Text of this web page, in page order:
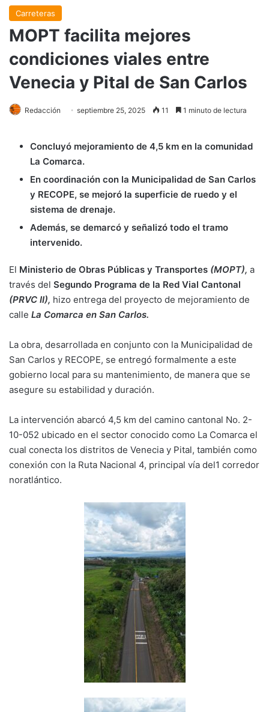
Carreteras
MOPT facilita mejores
condiciones viales entre
Venecia y Pital de San Carlos
Redacción septiembre 25, 2025 11 1 minuto de lectura
Concluyó mejoramiento de 4,5 km en la comunidad
La Comarca.
En coordinación con la Municipalidad de San Carlos
y RECOPE, se mejoró la superficie de ruedo y el
sistema de drenaje.
Además, se demarcó y señalizó todo el tramo
intervenido.
El Ministerio de Obras Públicas y Transportes (MOPT), a
través del Segundo Programa de la Red Vial Cantonal
(PRVC II), hizo entrega del proyecto de mejoramiento de
calle La Comarca en San Carlos.
La obra, desarrollada en conjunto con la Municipalidad de
San Carlos y RECOPE, se entregó formalmente a este
gobierno local para su mantenimiento, de manera que se
asegure su estabilidad y duración.
La intervención abarcó 4,5 km del camino cantonal No. 2-
10-052 ubicado en el sector conocido como La Comarca el
cual conecta los distritos de Venecia y Pital, también como
conexión con la Ruta Nacional 4, principal vía del1 corredor
noratlántico.